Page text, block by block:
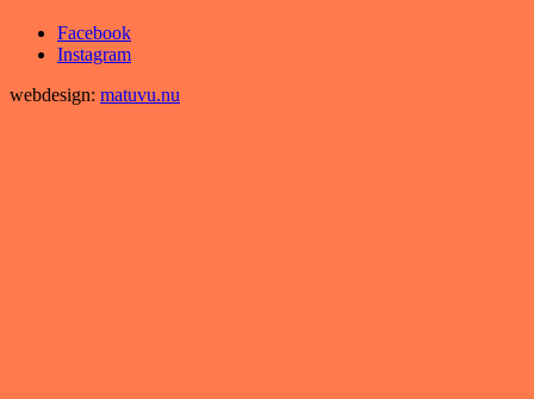
Facebook
Instagram
webdesign: matuvu.nu